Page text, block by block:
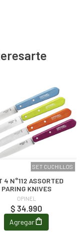
SET CUCHILLOS
4 N°112 ASSORTED
PARING KNIVES
OPINEL
$ 34.990
Agregar